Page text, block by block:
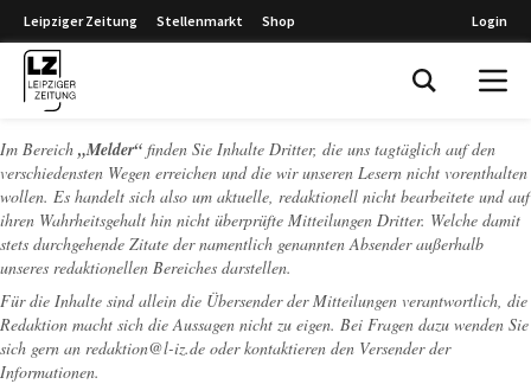
Leipziger Zeitung Stellenmarkt Shop Login
Im Bereich „Melder“ finden Sie Inhalte Dritter, die uns tagtäglich auf den
verschiedensten Wegen erreichen und die wir unseren Lesern nicht vorenthalten
wollen. Es handelt sich also um aktuelle, redaktionell nicht bearbeitete und auf
ihren Wahrheitsgehalt hin nicht überprüfte Mitteilungen Dritter. Welche damit
stets durchgehende Zitate der namentlich genannten Absender außerhalb
unseres redaktionellen Bereiches darstellen.
Für die Inhalte sind allein die Übersender der Mitteilungen verantwortlich, die
Redaktion macht sich die Aussagen nicht zu eigen. Bei Fragen dazu wenden Sie
sich gern an redaktion@l-iz.de oder kontaktieren den Versender der
Informationen.